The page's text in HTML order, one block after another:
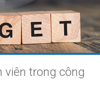
viên trong công